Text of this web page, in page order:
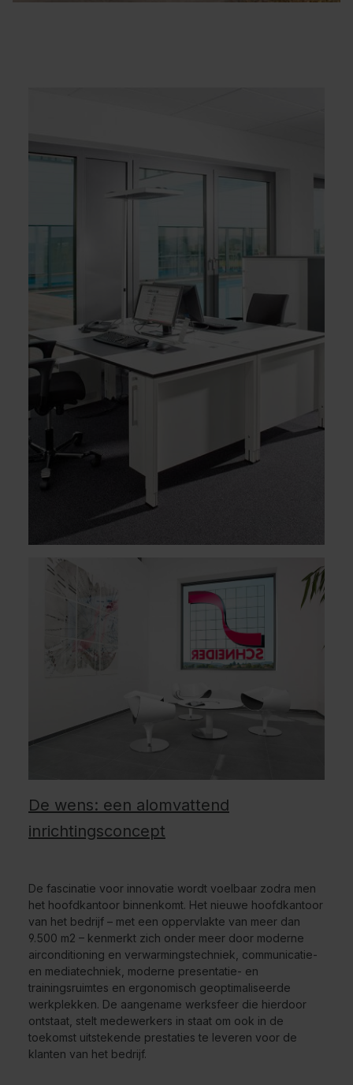
De wens: een alomvattend
inrichtingsconcept
De fascinatie voor innovatie wordt voelbaar zodra men
het hoofdkantoor binnenkomt. Het nieuwe hoofdkantoor
van het bedrijf – met een oppervlakte van meer dan
9.500 m2 – kenmerkt zich onder meer door moderne
airconditioning en verwarmingstechniek, communicatie-
en mediatechniek, moderne presentatie- en
trainingsruimtes en ergonomisch geoptimaliseerde
werkplekken. De aangename werksfeer die hierdoor
ontstaat, stelt medewerkers in staat om ook in de
toekomst uitstekende prestaties te leveren voor de
klanten van het bedrijf.